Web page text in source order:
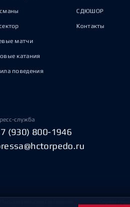
матчи
катания
поведения
СДЮШОР
Контакты
служба
(930) 800-1946